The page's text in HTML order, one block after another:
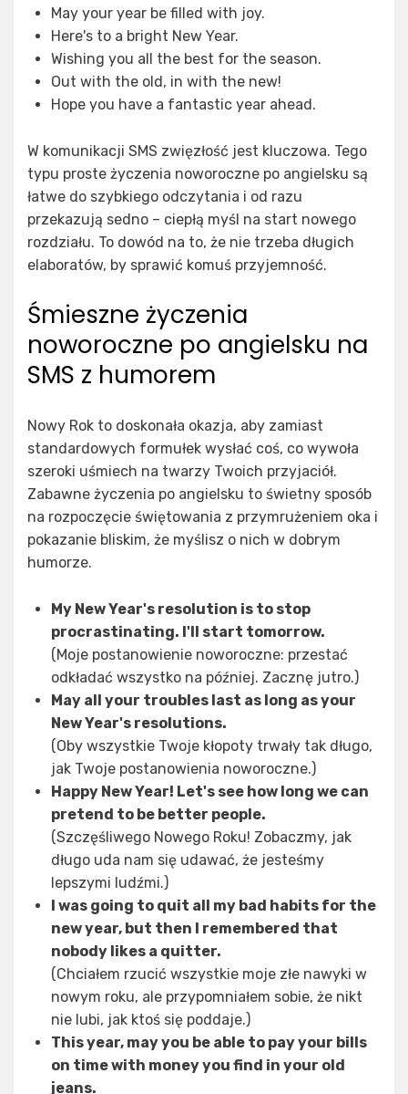
May your year be filled with joy.
Here's to a bright New Year.
Wishing you all the best for the season.
Out with the old, in with the new!
Hope you have a fantastic year ahead.
W komunikacji SMS zwięzłość jest kluczowa. Tego
typu proste życzenia noworoczne po angielsku są
łatwe do szybkiego odczytania i od razu
przekazują sedno – ciepłą myśl na start nowego
rozdziału. To dowód na to, że nie trzeba długich
elaboratów, by sprawić komuś przyjemność.
Śmieszne życzenia
noworoczne po angielsku na
SMS z humorem
Nowy Rok to doskonała okazja, aby zamiast
standardowych formułek wysłać coś, co wywoła
szeroki uśmiech na twarzy Twoich przyjaciół.
Zabawne życzenia po angielsku to świetny sposób
na rozpoczęcie świętowania z przymrużeniem oka i
pokazanie bliskim, że myślisz o nich w dobrym
humorze.
My New Year's resolution is to stop
procrastinating. I'll start tomorrow.
(Moje postanowienie noworoczne: przestać
odkładać wszystko na później. Zacznę jutro.)
May all your troubles last as long as your
New Year's resolutions.
(Oby wszystkie Twoje kłopoty trwały tak długo,
jak Twoje postanowienia noworoczne.)
Happy New Year! Let's see how long we can
pretend to be better people.
(Szczęśliwego Nowego Roku! Zobaczmy, jak
długo uda nam się udawać, że jesteśmy
lepszymi ludźmi.)
I was going to quit all my bad habits for the
new year, but then I remembered that
nobody likes a quitter.
(Chciałem rzucić wszystkie moje złe nawyki w
nowym roku, ale przypomniałem sobie, że nikt
nie lubi, jak ktoś się poddaje.)
This year, may you be able to pay your bills
on time with money you find in your old
jeans.